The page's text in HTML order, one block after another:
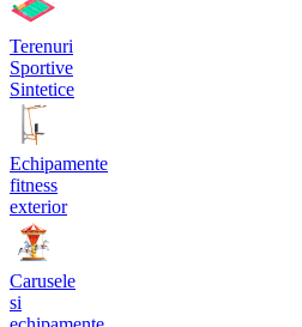
Terenuri
Sportive
Sintetice
Echipamente
fitness
exterior
Carusele
si